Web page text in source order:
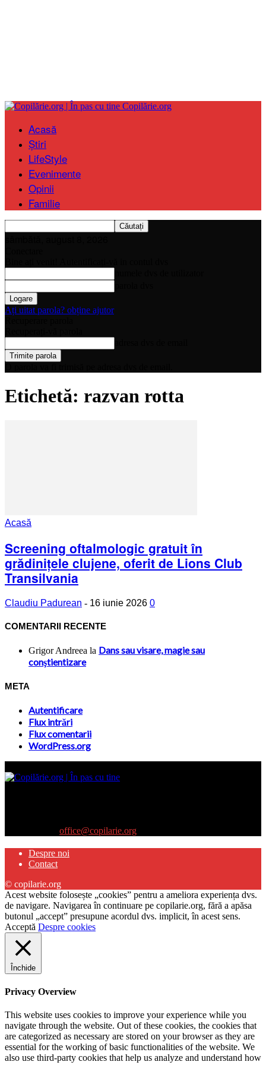
Copilărie.org
Acasă
Știri
LifeStyle
Evenimente
Opinii
Familie
Ați uitat parola? obține ajutor
Etichetă: razvan rotta
Acasă
Screening oftalmologic gratuit în
grădinițele clujene, oferit de Lions Club
Transilvania
Claudiu Padurean - 16 iunie 2026 0
COMENTARII RECENTE
Grigor Andreea la Dans sau visare, magie sau
conştientizare
META
Autentificare
Flux intrări
Flux comentarii
WordPress.org
office@copilarie.org
Despre noi
Contact
© copilarie.org
Acest website folosește „cookies” pentru a ameliora experiența dvs.
de navigare. Navigarea în continuare pe copilarie.org, fără a apăsa
butonul „accept” presupune acordul dvs. implicit, în acest sens.
Acceptă Despre cookies
Închide
Privacy Overview
This website uses cookies to improve your experience while you
navigate through the website. Out of these cookies, the cookies that
are categorized as necessary are stored on your browser as they are
essential for the working of basic functionalities of the website. We
also use third-party cookies that help us analyze and understand how